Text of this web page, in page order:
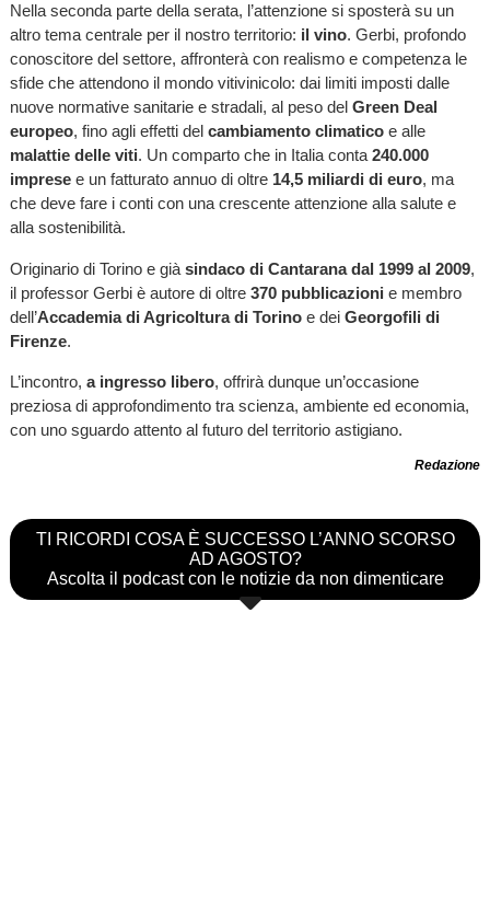
Nella seconda parte della serata, l’attenzione si sposterà su un
altro tema centrale per il nostro territorio: il vino. Gerbi, profondo
conoscitore del settore, affronterà con realismo e competenza le
sfide che attendono il mondo vitivinicolo: dai limiti imposti dalle
nuove normative sanitarie e stradali, al peso del Green Deal
europeo, fino agli effetti del cambiamento climaticoe alle
malattie delle viti. Un comparto che in Italia conta 240.000
impresee un fatturato annuo di oltre 14,5 miliardi di euro, ma
che deve fare i conti con una crescente attenzione alla salute e
alla sostenibilità.
Originario di Torino e già sindaco di Cantarana dal 1999 al 2009,
il professor Gerbi è autore di oltre 370 pubblicazioni e membro
dell’Accademia di Agricoltura di Torinoe dei Georgofili di
Firenze.
L’incontro, a ingresso libero, offrirà dunque un’occasione
preziosa di approfondimento tra scienza, ambiente ed economia,
con uno sguardo attento al futuro del territorio astigiano.
Redazione
TI RICORDI COSA È SUCCESSO L’ANNO SCORSO
AD AGOSTO?
Ascolta il podcast con le notizie da non dimenticare